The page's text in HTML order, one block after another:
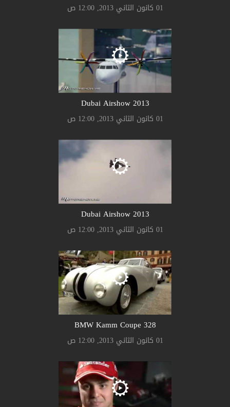
01 كانون الثاني 2013, 12:00 ص
2013 Dubai Airshow
01 كانون الثاني 2013, 12:00 ص
2013 Dubai Airshow
01 كانون الثاني 2013, 12:00 ص
328 BMW Kamm Coupe
01 كانون الثاني 2013, 12:00 ص